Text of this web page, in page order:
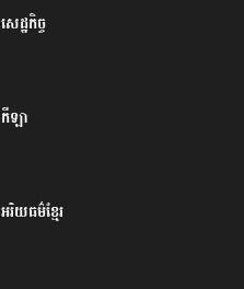
សេដ្ឋកិច្ច
កីឡា
អរិយធម៌ខ្មែរ